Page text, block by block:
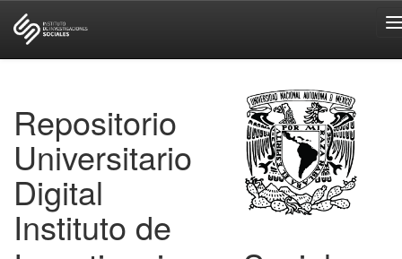
Repositorio
Universitario
Digital
Instituto de